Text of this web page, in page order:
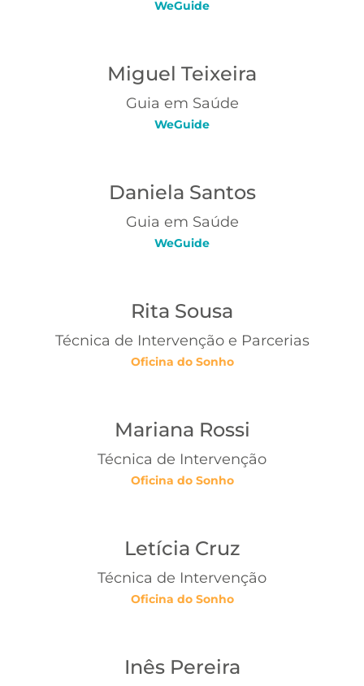
WeGuide
Miguel Teixeira
Guia em Saúde
WeGuide
Daniela Santos
Guia em Saúde
WeGuide
Rita Sousa
Técnica de Intervenção e Parcerias
Oficina do Sonho
Mariana Rossi
Técnica de Intervenção
Oficina do Sonho
Letícia Cruz
Técnica de Intervenção
Oficina do Sonho
Inês Pereira